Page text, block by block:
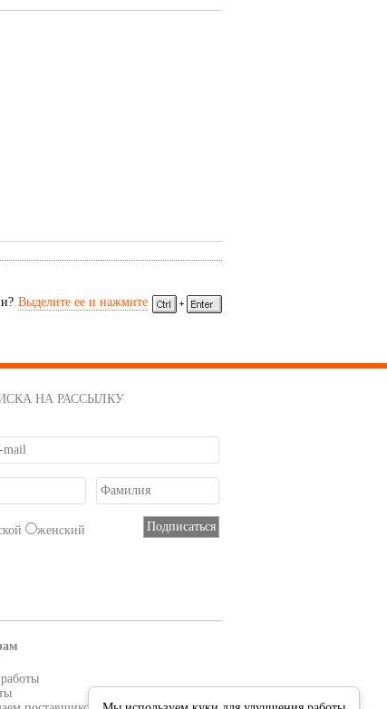
Выделите ее и нажмите
НА РАССЫЛКУ
женский